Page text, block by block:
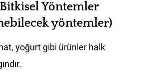
Yöntemler
yöntemler)
yoğurt gibi ürünler halk